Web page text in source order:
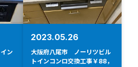
ン
2023.05.26
大阪府八尾市 ノーリツビル
トインコンロ交換工事￥88，